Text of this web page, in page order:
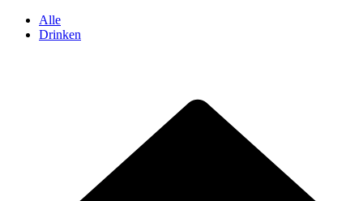
Alle
Drinken